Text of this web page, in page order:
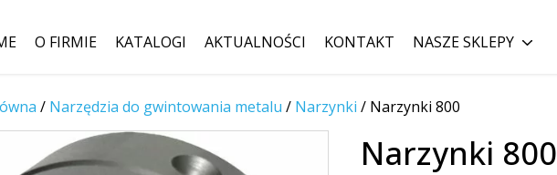
O FIRMIE KATALOGI AKTUALNOŚCI KONTAKT NASZE SKLEPY
Szukaj:
/ Narzędzia do gwintowania metalu / Narzynki / Narzynki 800
Narzynki 800